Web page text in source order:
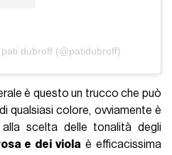
dubroff (@patidubroff)
è questo un trucco che può
qualsiasi colore, ovviamente è
scelta delle tonalità degli
e dei viola è efficacissima